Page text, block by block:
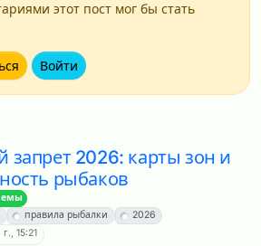
этот пост мог бы стать
Войти
запрет 2026: карты зон и
рыбаков
правила рыбалки 2026
15:21